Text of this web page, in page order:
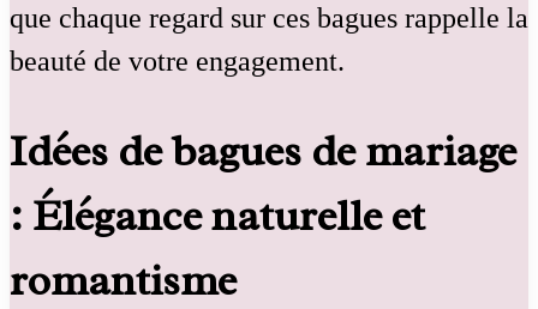
que chaque regard sur ces bagues rappelle la
beauté de votre engagement.
Idées de bagues de mariage
: Élégance naturelle et
romantisme